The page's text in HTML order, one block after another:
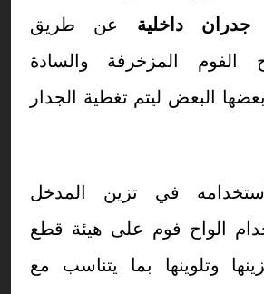
جدران داخلية عن طريق
الفوم المزخرفة والسادة
البعض ليتم تغطية الجدار
في تزين المدخل
الواح فوم على هيئة قطع
وتلوينها بما يتناسب مع